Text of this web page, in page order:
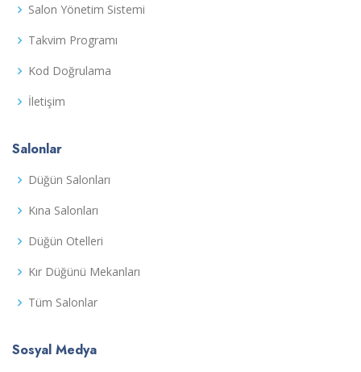
Salon Yönetim Sistemi
Takvim Programı
Kod Doğrulama
İletişim
Salonlar
Düğün Salonları
Kına Salonları
Düğün Otelleri
Kır Düğünü Mekanları
Tüm Salonlar
Sosyal Medya